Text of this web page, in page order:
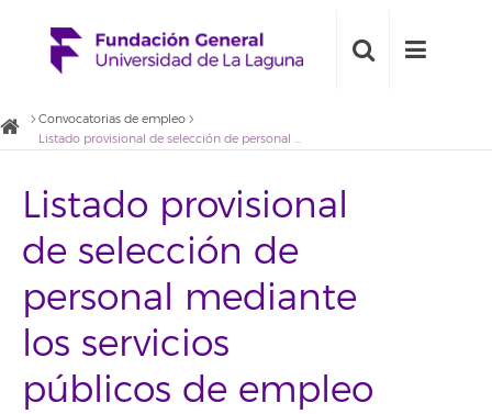
Convocatorias de empleo
Listado provisional de selección de personal mediante los servicios públicos de empleo
Listado provisional
de selección de
personal mediante
los servicios
públicos de empleo